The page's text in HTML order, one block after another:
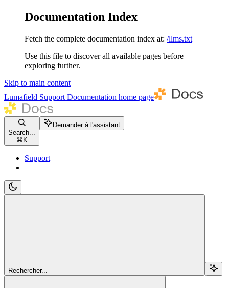
Documentation Index
Fetch the complete documentation index at: /llms.txt
Use this file to discover all available pages before
exploring further.
Skip to main content
Lumafield Support Documentation home page
Search...
⌘ K
Demander à l'assistant
Support
Rechercher...